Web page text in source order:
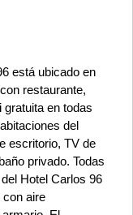
está ubicado en
restaurante,
gratuita en todas
del
escritorio, TV de
privado. Todas
Hotel Carlos 96
con aire